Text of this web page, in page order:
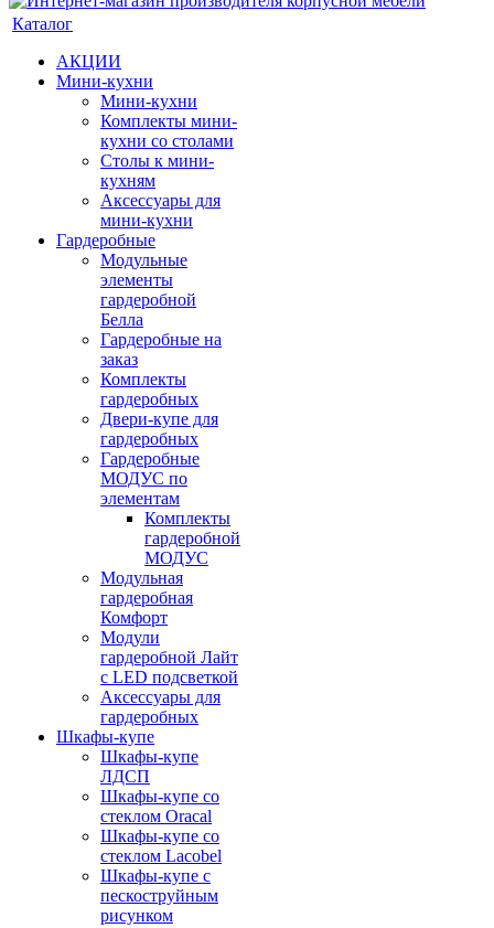
Каталог
АКЦИИ
Мини-кухни
Мини-кухни
Комплекты мини-
кухни со столами
Столы к мини-
кухням
Аксессуары для
мини-кухни
Гардеробные
Модульные
элементы
гардеробной
Белла
Гардеробные на
заказ
Комплекты
гардеробных
Двери-купе для
гардеробных
Гардеробные
МОДУС по
элементам
Комплекты
гардеробной
МОДУС
Модульная
гардеробная
Комфорт
Модули
гардеробной Лайт
с LED подсветкой
Аксессуары для
гардеробных
Шкафы-купе
Шкафы-купе
ЛДСП
Шкафы-купе со
стеклом Oracal
Шкафы-купе со
стеклом Lacobel
Шкафы-купе с
пескоструйным
рисунком